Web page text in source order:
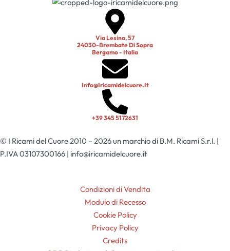
Via Lesina, 57
24030-Brembate Di Sopra
Bergamo - Italia
Info@iricamidelcuore.it
+39 345 5172631
© I Ricami del Cuore 2010 – 2026 un marchio di B.M. Ricami S.r.l. |
P.IVA 03107300166 | info@iricamidelcuore.it
Condizioni di Vendita
Modulo di Recesso
Cookie Policy
Privacy Policy
Credits